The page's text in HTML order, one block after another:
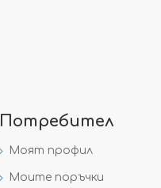
Потребител
Моят профил
Моите поръчки